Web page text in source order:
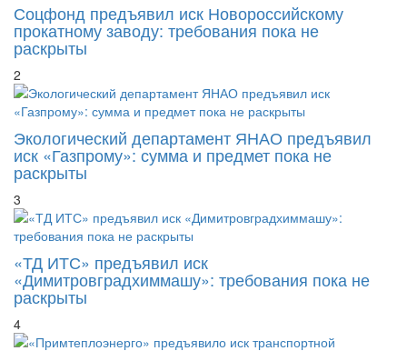
Соцфонд предъявил иск Новороссийскому
прокатному заводу: требования пока не
раскрыты
2
Экологический департамент ЯНАО предъявил
иск «Газпрому»: сумма и предмет пока не
раскрыты
3
«ТД ИТС» предъявил иск
«Димитровградхиммашу»: требования пока не
раскрыты
4